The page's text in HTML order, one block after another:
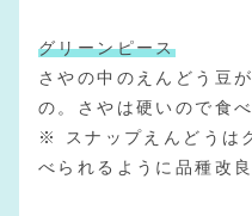
グリーンピース
さやの中のえんどう豆
の。さやは硬いので食べ
※ スナップえんどうは
べられるように品種改